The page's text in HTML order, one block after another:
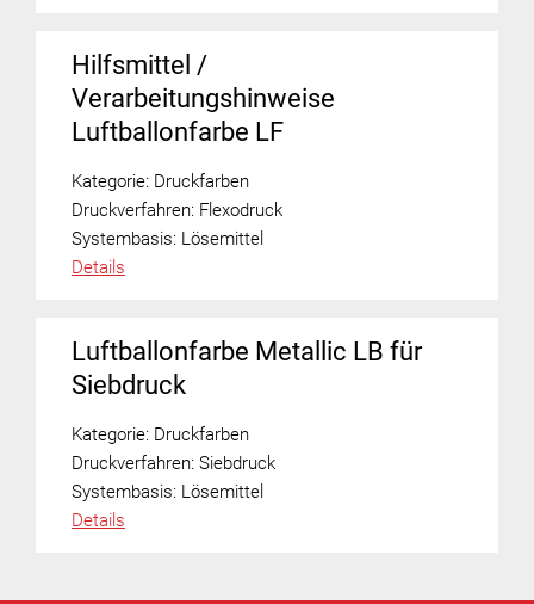
Hilfsmittel /
Verarbeitungshinweise
Luftballonfarbe LF
Kategorie: Druckfarben
Druckverfahren: Flexodruck
Systembasis: Lösemittel
Details
Luftballonfarbe Metallic LB für
Siebdruck
Kategorie: Druckfarben
Druckverfahren: Siebdruck
Systembasis: Lösemittel
Details